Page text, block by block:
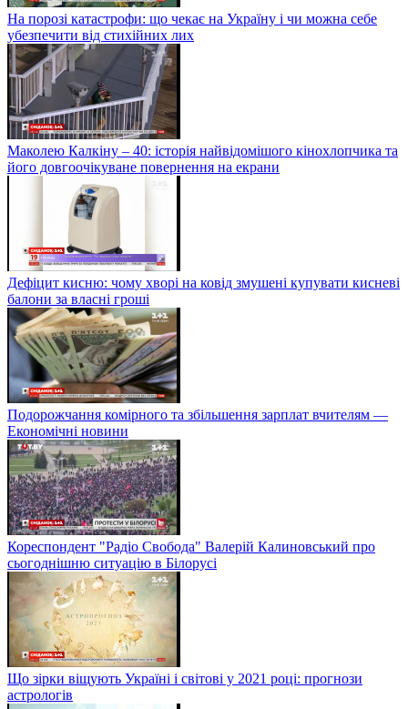
На порозі катастрофи: що чекає на Україну і чи можна себе
убезпечити від стихійних лих
Маколею Калкіну – 40: історія найвідомішого кінохлопчика та
його довгоочікуване повернення на екрани
Дефіцит кисню: чому хворі на ковід змушені купувати кисневі
балони за власні гроші
Подорожчання комірного та збільшення зарплат вчителям —
Економічні новини
Кореспондент "Радіо Свобода" Валерій Калиновський про
сьогоднішню ситуацію в Білорусі
Що зірки віщують Україні і світові у 2021 році: прогнози
астрологів